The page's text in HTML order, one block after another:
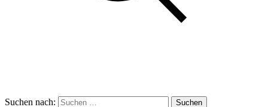
Suchen nach: